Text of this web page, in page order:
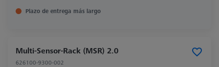
Plazo de entrega más largo
Multi-Sensor-Rack (MSR) 2.0
626100-9300-002